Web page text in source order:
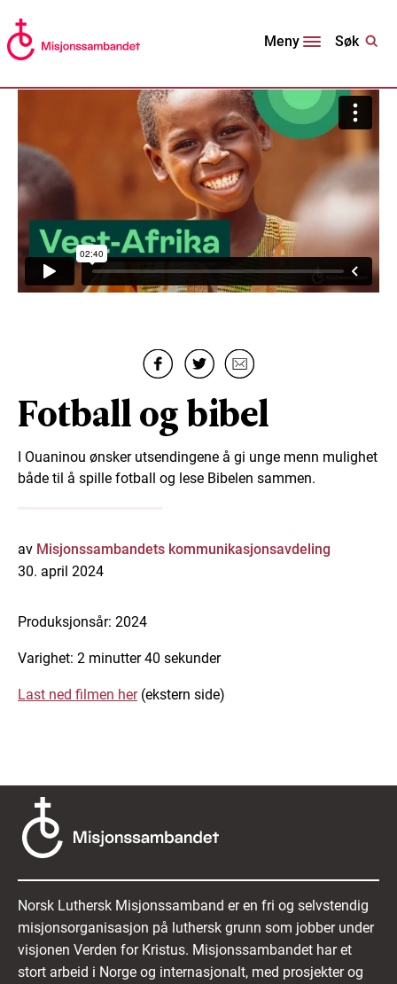
Meny Søk
Fotball og bibel
I Ouaninou ønsker utsendingene å gi unge menn mulighet
både til å spille fotball og lese Bibelen sammen.
av Misjonssambandets kommunikasjonsavdeling
30. april 2024
Produksjonsår: 2024
Varighet: 2 minutter 40 sekunder
Last ned filmen her(ekstern side)
Norsk Luthersk Misjonssamband er en fri og selvstendig
misjonsorganisasjon på luthersk grunn som jobber under
visjonen Verden for Kristus. Misjonssambandet har et
stort arbeid i Norge og internasjonalt, med prosjekter og